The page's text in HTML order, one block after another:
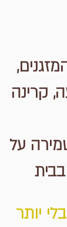
קרינה
על
בבית
יותר